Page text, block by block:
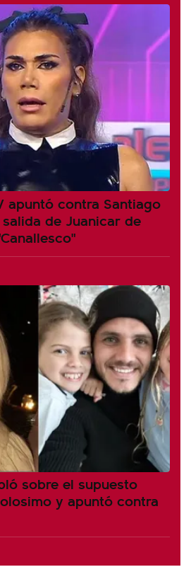
apuntó contra Santiago
de Juanicar de
sobre el supuesto
y apuntó contra